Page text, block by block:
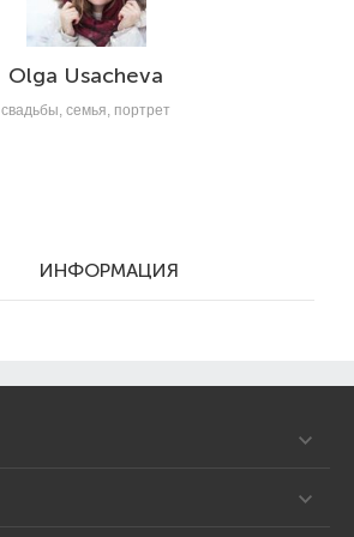
Olga Usacheva
свадьбы, семья, портрет
ИНФОРМАЦИЯ